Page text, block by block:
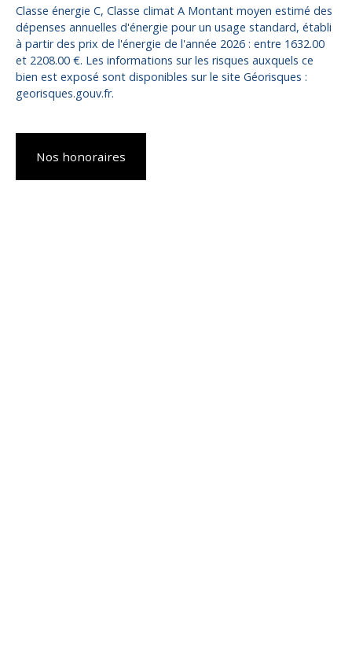
Classe énergie C, Classe climat A Montant moyen estimé des
dépenses annuelles d'énergie pour un usage standard, établi
à partir des prix de l'énergie de l'année 2026 : entre 1632.00
et 2208.00 €. Les informations sur les risques auxquels ce
bien est exposé sont disponibles sur le site Géorisques :
georisques.gouv.fr.
Nos honoraires